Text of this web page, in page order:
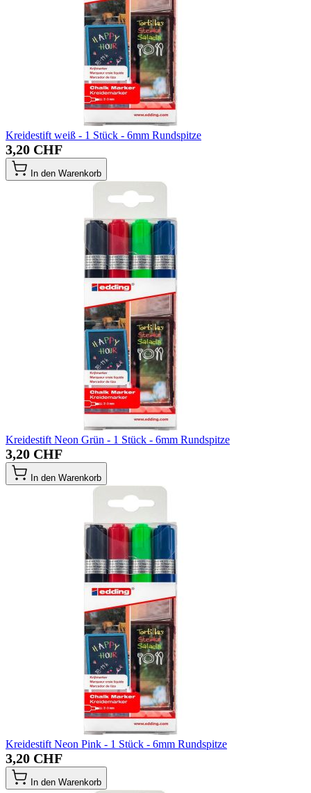
Kreidestift weiß - 1 Stück - 6mm Rundspitze
3,20 CHF
In den Warenkorb
Kreidestift Neon Grün - 1 Stück - 6mm Rundspitze
3,20 CHF
In den Warenkorb
Kreidestift Neon Pink - 1 Stück - 6mm Rundspitze
3,20 CHF
In den Warenkorb